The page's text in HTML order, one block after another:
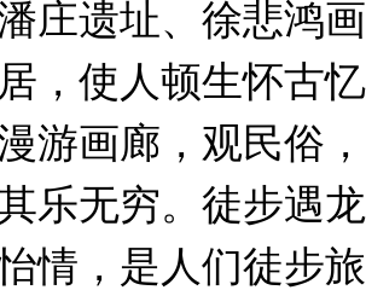
庄遗址、徐悲鸿
，使人顿生怀古
游画廊，观民俗
乐无穷。徒步遇
情，是人们徒步